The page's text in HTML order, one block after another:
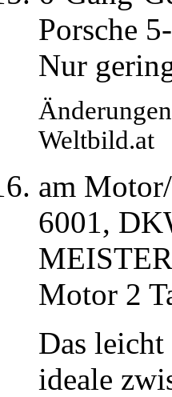
Porsche
Nur
Weltbild.at
am
6001,
Motor 2
Das
ideale